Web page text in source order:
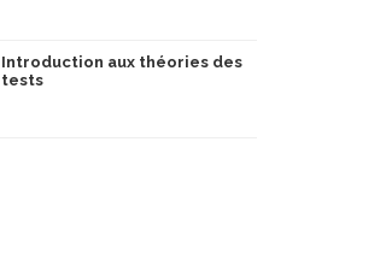
Introduction aux théories des
tests